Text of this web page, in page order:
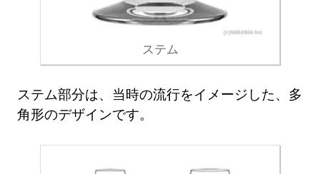
ステム
ステム部分は、当時の流行をイメージした、多
角形のデザインです。